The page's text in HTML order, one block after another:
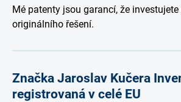
Mé patenty jsou garancí, že
originálního řešení.
Značka Jaroslav Kučera
registrovaná v celé EU